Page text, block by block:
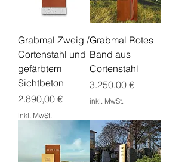
Grabmal Zweig /
Cortenstahl und
gefärbtem
Sichtbeton
Preis
2.890,00 €
inkl. MwSt.
Grabmal Rotes
Band aus
Cortenstahl
Preis
3.250,00 €
inkl. MwSt.